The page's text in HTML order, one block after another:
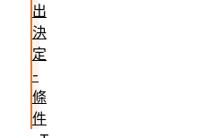
出
決
定
-
條
件